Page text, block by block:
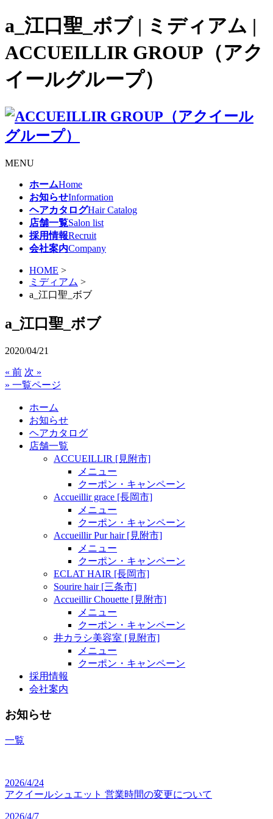
a_江口聖_ボブ | ミディアム |
ACCUEILLIR GROUP（アク
イールグループ）
MENU
ホームHome
お知らせInformation
ヘアカタログHair Catalog
店舗一覧Salon list
採用情報Recruit
会社案内Company
HOME >
ミディアム >
a_江口聖_ボブ
a_江口聖_ボブ
2020/04/21
« 前 次 »
» 一覧ページ
ホーム
お知らせ
ヘアカタログ
店舗一覧
ACCUEILLIR [見附市]
メニュー
クーポン・キャンペーン
Accueillir grace [長岡市]
メニュー
クーポン・キャンペーン
Accueillir Pur hair [見附市]
メニュー
クーポン・キャンペーン
ECLAT HAIR [長岡市]
Sourire hair [三条市]
Accueillir Chouette [見附市]
メニュー
クーポン・キャンペーン
井カラシ美容室 [見附市]
メニュー
クーポン・キャンペーン
採用情報
会社案内
お知らせ
一覧
2026/4/24
アクイールシュエット 営業時間の変更について
2026/4/7